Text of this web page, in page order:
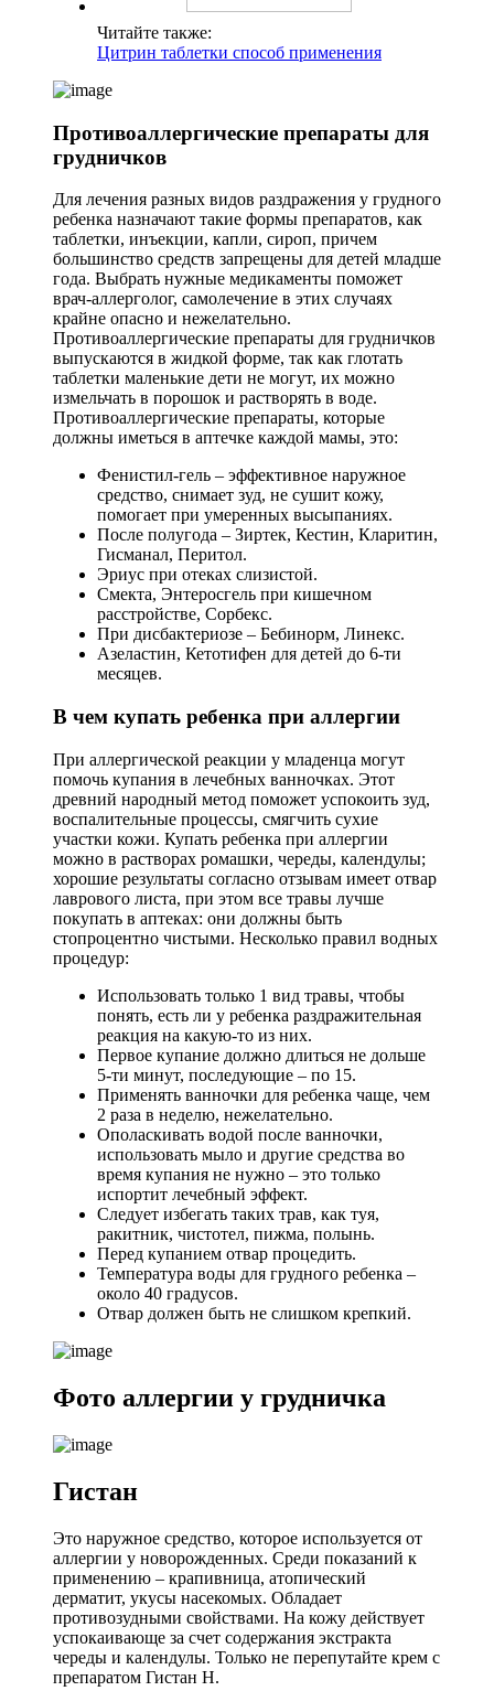
Читайте также:
Цитрин таблетки способ применения
Противоаллергические препараты для
грудничков
Для лечения разных видов раздражения у грудного
ребенка назначают такие формы препаратов, как
таблетки, инъекции, капли, сироп, причем
большинство средств запрещены для детей младше
года. Выбрать нужные медикаменты поможет
врач-аллерголог, самолечение в этих случаях
крайне опасно и нежелательно.
Противоаллергические препараты для грудничков
выпускаются в жидкой форме, так как глотать
таблетки маленькие дети не могут, их можно
измельчать в порошок и растворять в воде.
Противоаллергические препараты, которые
должны иметься в аптечке каждой мамы, это:
Фенистил-гель – эффективное наружное
средство, снимает зуд, не сушит кожу,
помогает при умеренных высыпаниях.
После полугода – Зиртек, Кестин, Кларитин,
Гисманал, Перитол.
Эриус при отеках слизистой.
Смекта, Энтеросгель при кишечном
расстройстве, Сорбекс.
При дисбактериозе – Бебинорм, Линекс.
Азеластин, Кетотифен для детей до 6-ти
месяцев.
В чем купать ребенка при аллергии
При аллергической реакции у младенца могут
помочь купания в лечебных ванночках. Этот
древний народный метод поможет успокоить зуд,
воспалительные процессы, смягчить сухие
участки кожи. Купать ребенка при аллергии
можно в растворах ромашки, череды, календулы;
хорошие результаты согласно отзывам имеет отвар
лаврового листа, при этом все травы лучше
покупать в аптеках: они должны быть
стопроцентно чистыми. Несколько правил водных
процедур:
Использовать только 1 вид травы, чтобы
понять, есть ли у ребенка раздражительная
реакция на какую-то из них.
Первое купание должно длиться не дольше
5-ти минут, последующие – по 15.
Применять ванночки для ребенка чаще, чем
2 раза в неделю, нежелательно.
Ополаскивать водой после ванночки,
использовать мыло и другие средства во
время купания не нужно – это только
испортит лечебный эффект.
Следует избегать таких трав, как туя,
ракитник, чистотел, пижма, полынь.
Перед купанием отвар процедить.
Температура воды для грудного ребенка –
около 40 градусов.
Отвар должен быть не слишком крепкий.
Фото аллергии у грудничка
Гистан
Это наружное средство, которое используется от
аллергии у новорожденных. Среди показаний к
применению – крапивница, атопический
дерматит, укусы насекомых. Обладает
противозудными свойствами. На кожу действует
успокаивающе за счет содержания экстракта
череды и календулы. Только не перепутайте крем с
препаратом Гистан Н.